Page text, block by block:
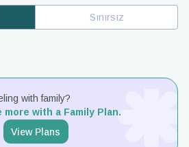
Sınırsız
with family?
more with a Family Plan.
View Plans